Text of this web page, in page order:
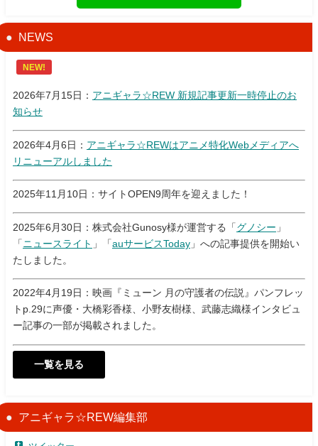
NEWS
NEW!
2026年7月15日： アニギャラ☆REW 新規記事更新一時停止のお
知らせ
2026年4月6日： アニギャラ☆REWはアニメ特化Webメディアへ
リニューアルしました
2025年11月10日：サイトOPEN9周年を迎えました！
2025年6月30日：株式会社Gunosy様が運営する「 グノシー 」
「 ニュースライト 」「auサービスToday 」への記事提供を開始い
たしました。
2022年4月19日：映画『ミューン 月の守護者の伝説』パンフレッ
トp.29に声優・大橋彩香様、小野友樹様、武藤志織様インタビュ
ー記事の一部が掲載されました。
一覧を見る
アニギャラ☆REW編集部